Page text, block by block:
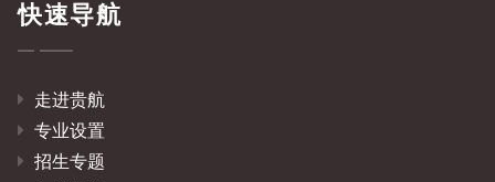
快速导航
走进贵航
专业设置
招生专题